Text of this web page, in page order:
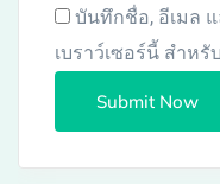
บันทึกชื่อ, อีเมล
เบราว์เซอร์นี้ สำห